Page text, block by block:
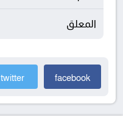
المعلق
facebook
twitter